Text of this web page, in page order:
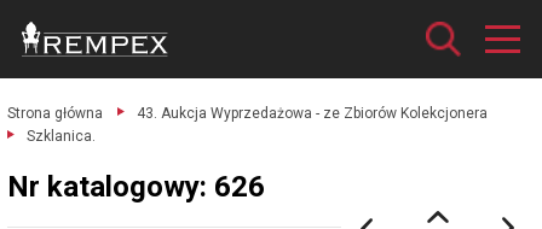
Strona główna
43. Aukcja Wyprzedażowa - ze Zbiorów Kolekcjonera
Szklanica.
Nr katalogowy: 626